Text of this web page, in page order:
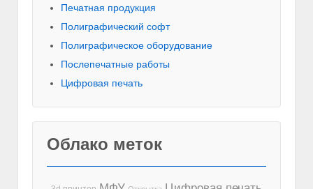
Печатная продукция
Полиграфический софт
Полиграфическое оборудование
Послепечатные работы
Цифровая печать
Облако меток